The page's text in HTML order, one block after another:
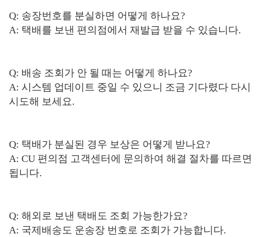
Q: 송장번호를 분실하면 어떻게 하나요?
A: 택배를 보낸 편의점에서 재발급 받을 수 있습니다.
Q: 배송 조회가 안 될 때는 어떻게 하나요?
A: 시스템 업데이트 중일 수 있으니 조금 기다렸다 다시
시도해 보세요.
Q: 택배가 분실된 경우 보상은 어떻게 받나요?
A: CU 편의점 고객센터에 문의하여 해결 절차를 따르면
됩니다.
Q: 해외로 보낸 택배도 조회 가능한가요?
A: 국제배송도 운송장 번호로 조회가 가능합니다.